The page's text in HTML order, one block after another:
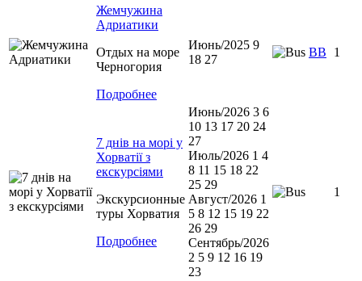
Жемчужина
Адриатики
Отдых на море
Черногория
Подробнее
Июнь/2025 9
18 27
BB 1
7 днів на морі у
Хорватії з
екскурсіями
Экскурсионные
туры Хорватия
Подробнее
Июнь/2026 3 6
10 13 17 20 24
27
Июль/2026 1 4
8 11 15 18 22
25 29
Август/2026 1
5 8 12 15 19 22
26 29
Сентябрь/2026
2 5 9 12 16 19
23
1